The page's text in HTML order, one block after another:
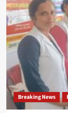
प्रधानमंत्री
सुरक्षित
मातृत्व
अभियान
के
तहत
की
हुई
स्वास्थ्य
Breaking News